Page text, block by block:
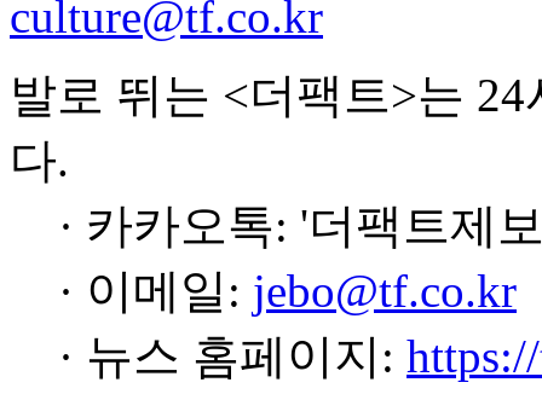
culture@tf.co.kr
발로 뛰는 <더팩트>는
다.
· 카카오톡: '더팩트제
· 이메일: jebo@tf.co.kr
· 뉴스 홈페이지: